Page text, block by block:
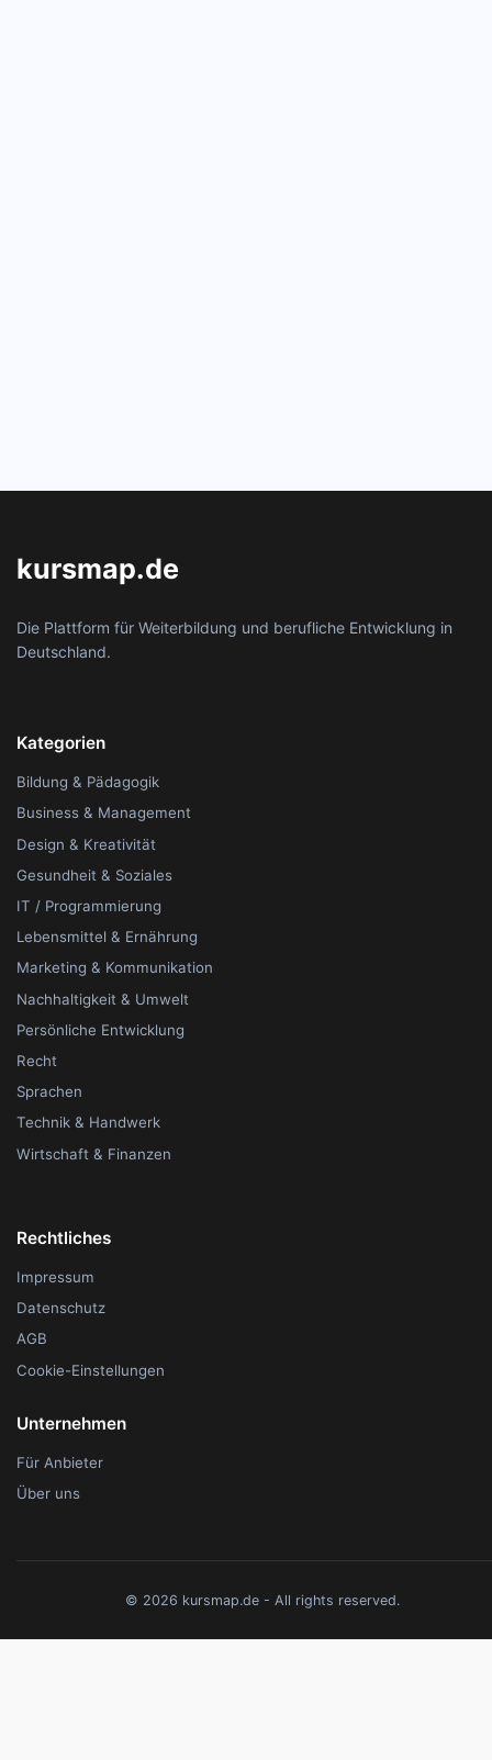
kursmap.de
Die Plattform für Weiterbildung und berufliche Entwicklung in
Deutschland.
Kategorien
Bildung & Pädagogik
Business & Management
Design & Kreativität
Gesundheit & Soziales
IT / Programmierung
Lebensmittel & Ernährung
Marketing & Kommunikation
Nachhaltigkeit & Umwelt
Persönliche Entwicklung
Recht
Sprachen
Technik & Handwerk
Wirtschaft & Finanzen
Rechtliches
Impressum
Datenschutz
AGB
Cookie-Einstellungen
Unternehmen
Für Anbieter
Über uns
© 2026 kursmap.de - All rights reserved.